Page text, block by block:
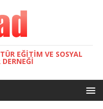
EĞITIM VE SOSYAL